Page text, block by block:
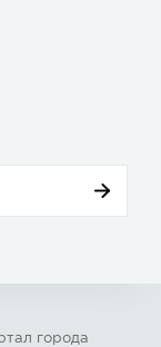
города